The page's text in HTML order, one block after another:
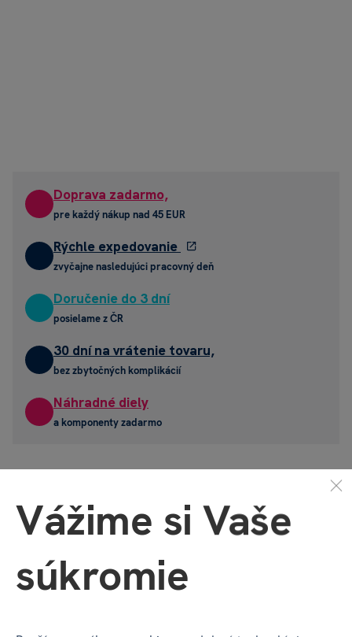
Doprava zadarmo,
pre každý nákup nad 45 EUR
Rýchle expedovanie
zvyčajne nasledujúci pracovný deň
Doručenie do 3 dní
posielame z ČR
30 dní na vrátenie tovaru,
bez zbytočných komplikácií
Náhradné diely
a komponenty zadarmo
Mohlo by sa vám páčiť
Vážime si Vaše
súkromie